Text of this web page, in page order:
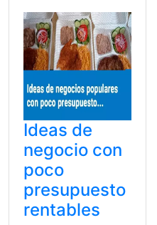
Ideas de
negocio con
poco
presupuesto
rentables